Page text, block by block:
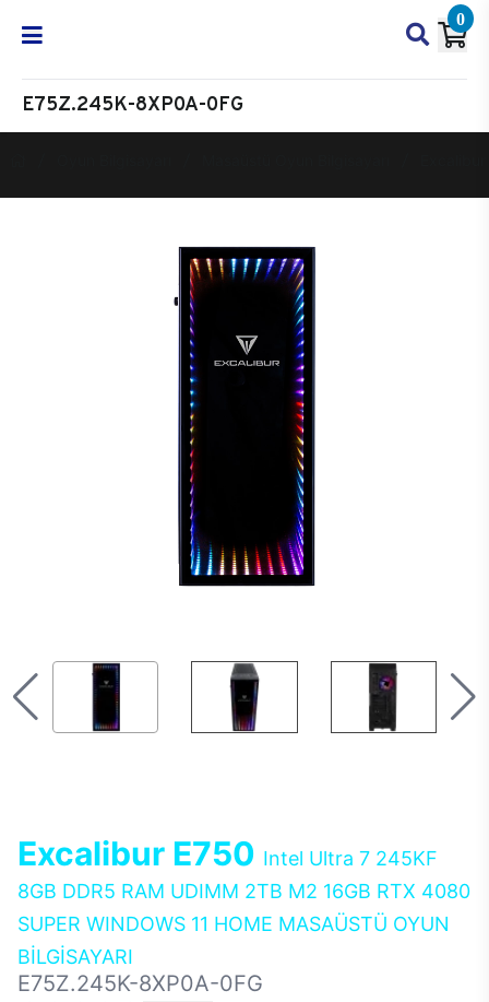
0
E75Z.245K-8XP0A-0FG
Excalibur E750 Intel Ultra 7 245KF
8GB DDR5 RAM UDIMM 2TB M2 16GB RTX 4080
SUPER WINDOWS 11 HOME MASAÜSTÜ OYUN
BİLGİSAYARI
E75Z.245K-8XP0A-0FG